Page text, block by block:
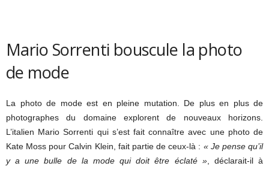
Mario Sorrenti bouscule la photo
de mode
La photo de mode est en pleine mutation. De plus en plus de
photographes du domaine explorent de nouveaux horizons.
L’italien Mario Sorrenti qui s’est fait connaître avec une photo de
Kate Moss pour Calvin Klein, fait partie de ceux-là : « Je pense qu’il
y a une bulle de la mode qui doit être éclaté », déclarait-il à